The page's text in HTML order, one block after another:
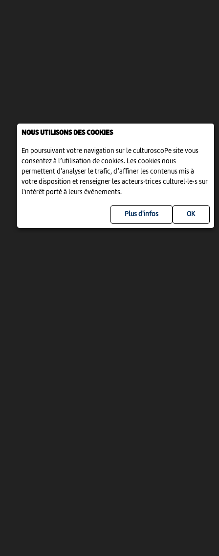
NOUS UTILISONS DES COOKIES
En poursuivant votre navigation sur le culturoscoPe site vous
consentez à l’utilisation de cookies. Les cookies nous
permettent d'analyser le trafic, d’affiner les contenus mis à
votre disposition et renseigner les acteurs·trices culturel·le·s sur
l'intérêt porté à leurs événements.
Plus d'infos